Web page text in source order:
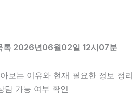
록 2026년06월02일 12시07분
보는 이유와 현재 필요한 정보 정리
담 가능 여부 확인